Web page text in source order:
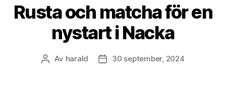
Rusta och matcha för en
nystart i Nacka
Inläggsförfattare
Av harald Inläggsdatum
30 september, 2024